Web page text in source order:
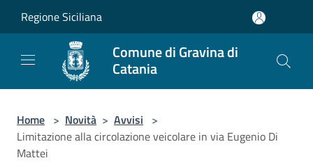
Regione Siciliana
Comune di Gravina di
Catania
Home > Novità > Avvisi >
Limitazione alla circolazione veicolare in via Eugenio Di
Mattei